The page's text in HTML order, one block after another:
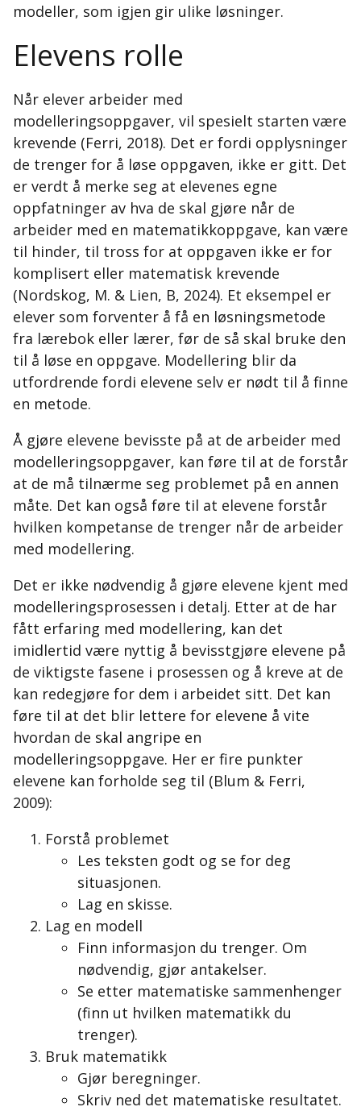
modeller, som igjen gir ulike løsninger.
Elevens rolle
Når elever arbeider med
modelleringsoppgaver, vil spesielt starten være
krevende (Ferri, 2018). Det er fordi opplysninger
de trenger for å løse oppgaven, ikke er gitt. Det
er verdt å merke seg at elevenes egne
oppfatninger av hva de skal gjøre når de
arbeider med en matematikkoppgave, kan være
til hinder, til tross for at oppgaven ikke er for
komplisert eller matematisk krevende
(Nordskog, M. & Lien, B, 2024). Et eksempel er
elever som forventer å få en løsningsmetode
fra lærebok eller lærer, før de så skal bruke den
til å løse en oppgave. Modellering blir da
utfordrende fordi elevene selv er nødt til å finne
en metode.
Å gjøre elevene bevisste på at de arbeider med
modelleringsoppgaver, kan føre til at de forstår
at de må tilnærme seg problemet på en annen
måte. Det kan også føre til at elevene forstår
hvilken kompetanse de trenger når de arbeider
med modellering.
Det er ikke nødvendig å gjøre elevene kjent med
modelleringsprosessen i detalj. Etter at de har
fått erfaring med modellering, kan det
imidlertid være nyttig å bevisstgjøre elevene på
de viktigste fasene i prosessen og å kreve at de
kan redegjøre for dem i arbeidet sitt. Det kan
føre til at det blir lettere for elevene å vite
hvordan de skal angripe en
modelleringsoppgave. Her er fire punkter
elevene kan forholde seg til (Blum & Ferri,
2009):
Forstå problemet
Les teksten godt og se for deg
situasjonen.
Lag en skisse.
Lag en modell
Finn informasjon du trenger. Om
nødvendig, gjør antakelser.
Se etter matematiske sammenhenger
(finn ut hvilken matematikk du
trenger).
Bruk matematikk
Gjør beregninger.
Skriv ned det matematiske resultatet.